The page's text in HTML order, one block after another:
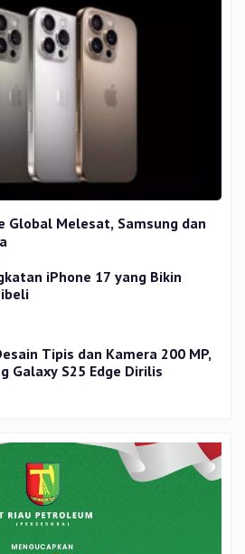
Global Melesat, Samsung dan
iPhone 17 yang Bikin
Tipis dan Kamera 200 MP,
Galaxy S25 Edge Dirilis